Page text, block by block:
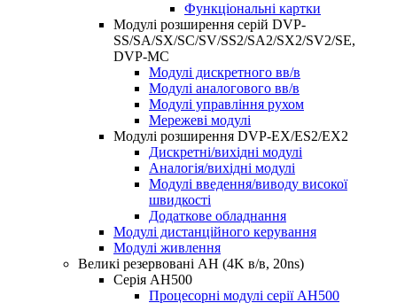
Функціональні картки
Модулі розширення серій DVP-
SS/SA/SX/SC/SV/SS2/SA2/SX2/SV2/SE,
DVP-MC
Модулі дискретного вв/в
Модулі аналогового вв/в
Модулі управління рухом
Мережеві модулі
Модулі розширення DVP-EX/ES2/EX2
Дискретні/вихідні модулі
Аналогія/вихідні модулі
Модулі введення/виводу високої
швидкості
Додаткове обладнання
Модулі дистанційного керування
Модулі живлення
Великі резервовані AH (4K в/в, 20ns)
Серія AH500
Процесорні модулі серії AH500